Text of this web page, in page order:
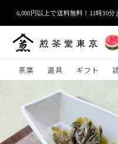
ンツに
進む
6,000円以上で送料無料！11時30
茶葉 道具 ギフト